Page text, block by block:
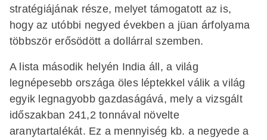
stratégiájának része, melyet támogatott az is,
hogy az utóbbi negyed években a jüan árfolyama
többször erősödött a dollárral szemben.
A lista második helyén India áll, a világ
legnépesebb országa öles léptekkel válik a világ
egyik legnagyobb gazdaságává, mely a vizsgált
időszakban 241,2 tonnával növelte
aranytartalékát. Ez a mennyiség kb. a negyede a